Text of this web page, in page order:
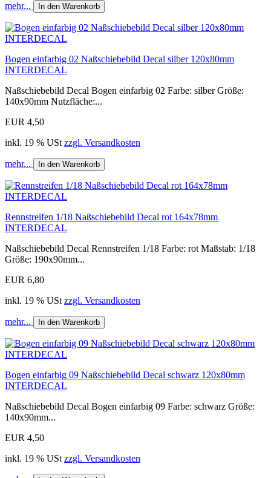
mehr... In den Warenkorb
Bogen einfarbig 02 Naßschiebebild Decal silber 120x80mm
INTERDECAL
Naßschiebebild Decal Bogen einfarbig 02 Farbe: silber Größe:
140x90mm Nutzfläche:...
EUR 4,50
inkl. 19 % USt zzgl. Versandkosten
mehr... In den Warenkorb
Rennstreifen 1/18 Naßschiebebild Decal rot 164x78mm
INTERDECAL
Naßschiebebild Decal Rennstreifen 1/18 Farbe: rot Maßstab: 1/18
Größe: 190x90mm...
EUR 6,80
inkl. 19 % USt zzgl. Versandkosten
mehr... In den Warenkorb
Bogen einfarbig 09 Naßschiebebild Decal schwarz 120x80mm
INTERDECAL
Naßschiebebild Decal Bogen einfarbig 09 Farbe: schwarz Größe:
140x90mm...
EUR 4,50
inkl. 19 % USt zzgl. Versandkosten